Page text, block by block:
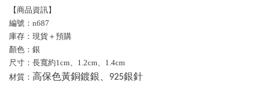
【商品資訊】
編號：n687
庫存：現貨＋預購
顏色：銀
尺寸：長寬約1cm、1.2cm、1.4cm
材質： 高保色黃銅鍍銀、925銀針